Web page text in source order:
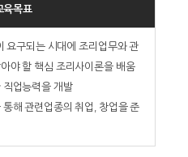
육목표
요구되는 시대에 조리업무와 관
야 할 핵심 조리사이론을 배움
직업능력을 개발
해 관련업종의 취업, 창업을 준